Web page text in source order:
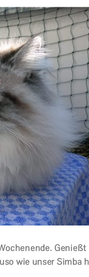
Genießt
wie unser Simba